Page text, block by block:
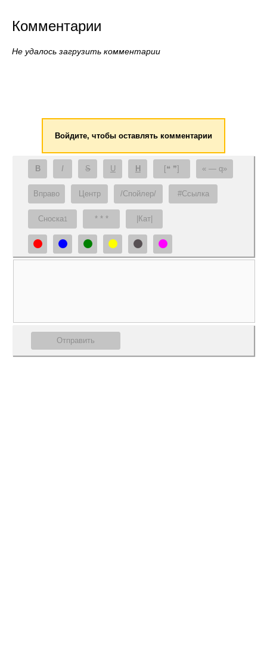
Комментарии
Не удалось загрузить комментарии
Войдите, чтобы оставлять комментарии
B I S U H [❝ ❞] — q
Вправо Центр /Спойлер/ #Ссылка
Сноска1 * * * |Кат|